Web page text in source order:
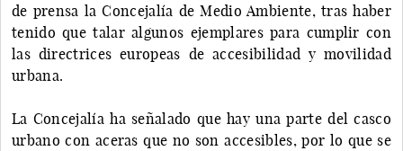
de prensa la Concejalía de Medio Ambiente, tras haber
tenido que talar algunos ejemplares para cumplir con
las directrices europeas de accesibilidad y movilidad
urbana.
La Concejalía ha señalado que hay una parte del casco
urbano con aceras que no son accesibles, por lo que se